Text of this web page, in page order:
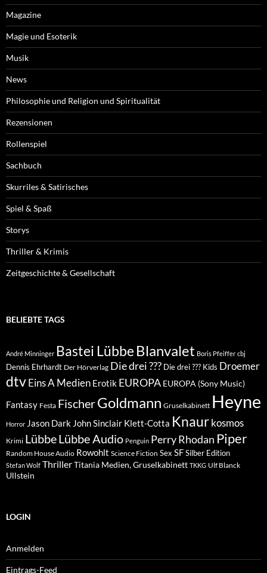
Magazine
Magie und Esoterik
Musik
News
Philosophie und Religion und Spiritualität
Rezensionen
Rollenspiel
Sachbuch
Skurriles & Satirisches
Spiel & Spaß
Storys
Thriller & Krimis
Zeitgeschichte & Gesellschaft
BELIEBTE TAGS
André Minninger Bastei Lübbe Blanvalet Boris Pfeiffer cbj
Dennis Ehrhardt Der Hörverlag Die drei ??? Die drei ??? Kids Droemer
dtvEins A Medien Erotik EUROPA EUROPA (Sony Music)
Fantasy Festa FischerGoldmann Gruselkabinett Heyne
Horror Jason Dark John Sinclair Klett-Cotta Knaur kosmos
Krimi LübbeLübbe Audio Penguin Perry Rhodan Piper
Random House Audio Rowohlt Science Fiction Sex SFSilber Edition
Stefan Wolf ThrillerTitania Medien, Gruselkabinett TKKG Ulf Blanck
Ullstein
LOGIN
Anmelden
Eintrags-Feed